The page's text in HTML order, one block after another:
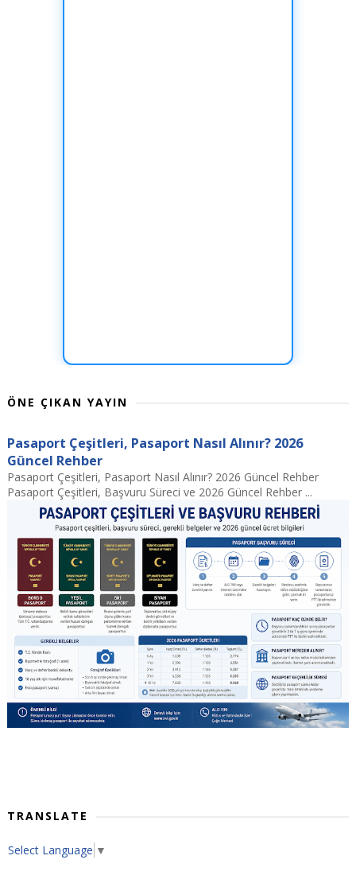
ÖNE ÇIKAN YAYIN
Pasaport Çeşitleri, Pasaport Nasıl Alınır? 2026
Güncel Rehber
Pasaport Çeşitleri, Pasaport Nasıl Alınır? 2026 Güncel Rehber
Pasaport Çeşitleri, Başvuru Süreci ve 2026 Güncel Rehber ...
TRANSLATE
Select Language ▼